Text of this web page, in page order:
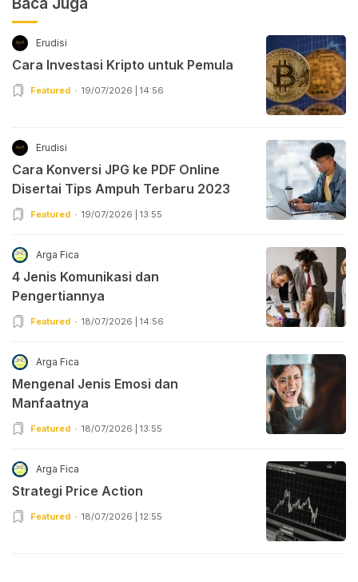
Erudisi
Cara Investasi Kripto untuk Pemula
Featured 19/07/2026 | 14:56
Erudisi
Cara Konversi JPG ke PDF Online
Disertai Tips Ampuh Terbaru 2023
Featured 19/07/2026 | 13:55
Arga Fica
4 Jenis Komunikasi dan
Pengertiannya
Featured 18/07/2026 | 14:56
Arga Fica
Mengenal Jenis Emosi dan
Manfaatnya
Featured 18/07/2026 | 13:55
Arga Fica
Strategi Price Action
Featured 18/07/2026 | 12:55